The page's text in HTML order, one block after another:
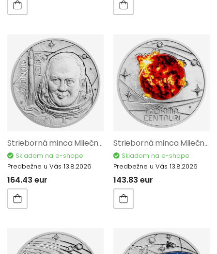
Strieborná minca Mliečna dráha - Prvý Čechoslovák vo vesmíre Proof 12168
Skladom na e-shope
Predbežne u Vás 13.8.2026
164.43 eur
Strieborná minca Mliečna dráha - Proxima Centauri proof 12197
Skladom na e-shope
Predbežne u Vás 13.8.2026
143.83 eur